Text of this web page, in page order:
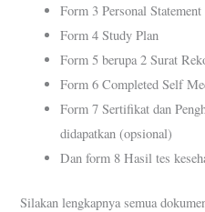
Form 3 Personal Statement
Form 4 Study Plan
Form 5 berupa 2 Surat
Form 6 Completed Self
Form 7 Sertifikat dan
didapatkan (opsional)
Dan form 8 Hasil tes
Silakan lengkapnya semua